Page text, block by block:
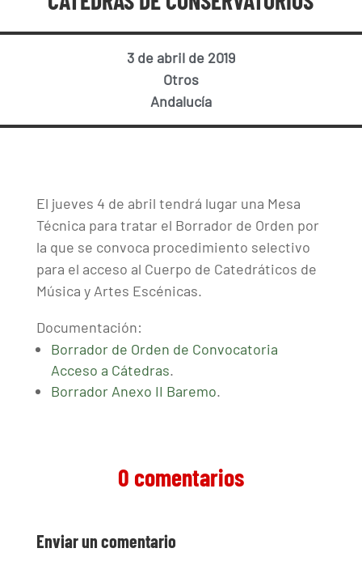
3 de abril de 2019
Otros
Andalucía
El jueves 4 de abril tendrá lugar una Mesa
Técnica para tratar el Borrador de Orden por
la que se convoca procedimiento selectivo
para el acceso al Cuerpo de Catedráticos de
Música y Artes Escénicas.
Documentación:
Borrador de Orden de Convocatoria
Acceso a Cátedras.
Borrador Anexo II Baremo.
0 comentarios
Enviar un comentario